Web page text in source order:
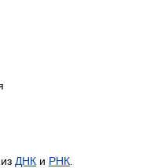
ДНК и РНК